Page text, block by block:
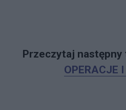
Przeczytaj
OPERACJE